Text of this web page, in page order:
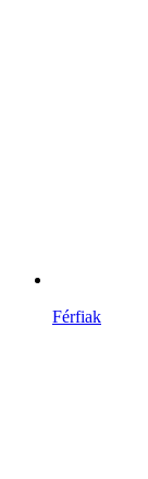
Férfiak